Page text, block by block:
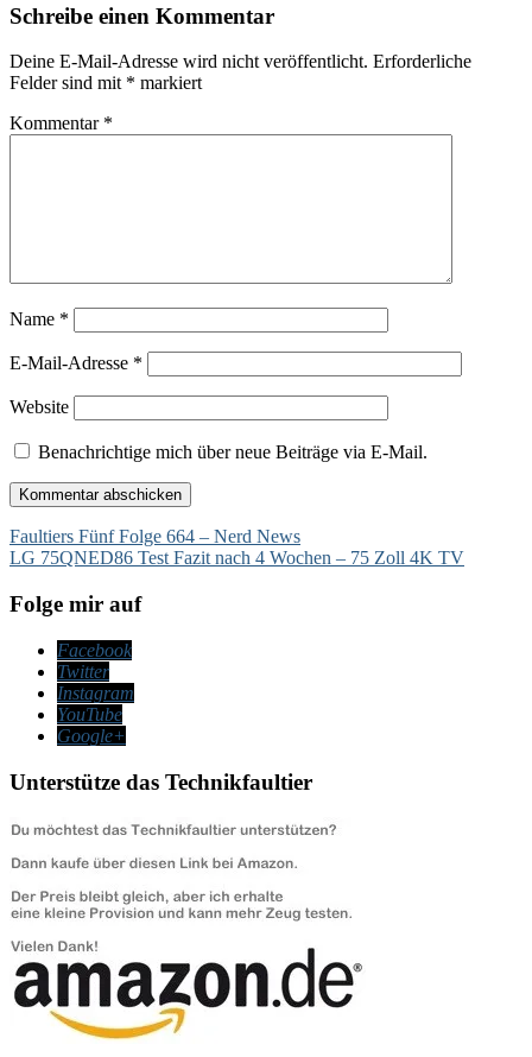
Schreibe einen Kommentar
Deine E-Mail-Adresse wird nicht veröffentlicht. Erforderliche
Felder sind mit * markiert
Kommentar *
Name *
E-Mail-Adresse *
Website
Benachrichtige mich über neue Beiträge via E-Mail.
Beitragsnavigation
Faultiers Fünf Folge 664 – Nerd News
LG 75QNED86 Test Fazit nach 4 Wochen – 75 Zoll 4K TV
Folge mir auf
Facebook
Twitter
Instagram
YouTube
Google+
Unterstütze das Technikfaultier